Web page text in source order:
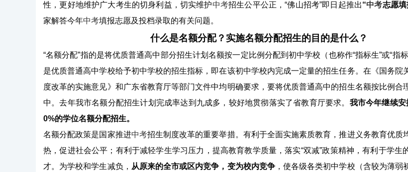
性，更好地维护广大考生的切身利益，切实维护中考招生公平公正，“佛山招考”即日起推出“中考志愿
家解答今年中考填报志愿及投档录取的有关问题。
什么是名额分配？实施名额分配招生的目的是什么？
“名额分配”指的是将优质普通高中部分招生计划名额按一定比例分配到初中学校（也称作“指标生”或“指
是优质普通高中学校给予初中学校的招生指标，即在该初中学校内完成一定量的招生任务。在《国务院
度改革的实施意见》和广东省教育厅等部门文件中均明确要求，要将优质普通高中的招生名额按比例合
中。去年我市名额分配招生计划完成率达到九成多，较好地贯彻落实了省教育厅要求。 我市今年继续
0%的学位名额分配招生。
名额分配政策是国家推进中考招生制度改革的重要举措。有利于全面实施素质教育，推进义务教育优质
热，促进社会公平；有利于减轻学生学习压力，提高教育教学质量，落实“双减”政策精神，有利于学生
才。为学校和学生减负， 从原来的全市或区内竞争，变为校内竞争，使各级各类初中学校（含较为薄弱